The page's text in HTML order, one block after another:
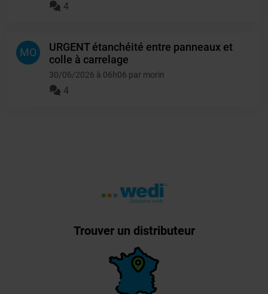
4
MO
URGENT étanchéité entre panneaux et
colle à carrelage
30/06/2026 à 06h06 par morin
4
Trouver un distributeur